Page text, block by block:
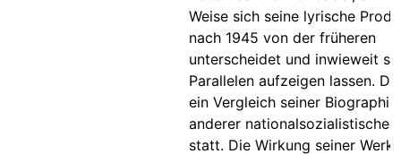
Weise sich seine lyrische
nach 1945 von der früheren
unterscheidet und inwieweit
Parallelen aufzeigen lassen.
ein Vergleich seiner
anderer nationalsozialistischer
statt. Die Wirkung seiner